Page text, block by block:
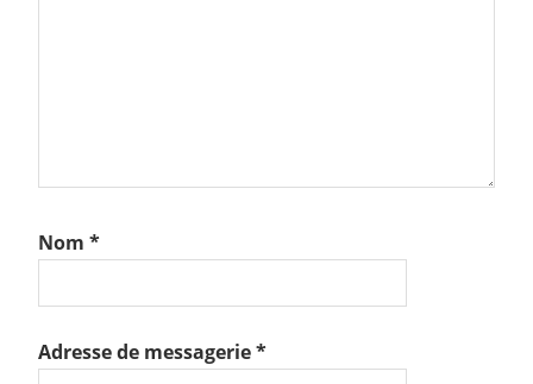
Nom *
Adresse de messagerie*